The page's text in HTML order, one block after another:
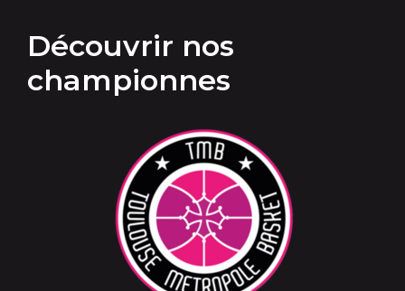
Découvrir nos
championnes